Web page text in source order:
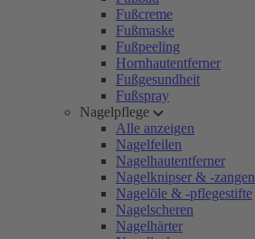
Fußcreme
Fußmaske
Fußpeeling
Hornhautentferner
Fußgesundheit
Fußspray
Nagelpflege
Alle anzeigen
Nagelfeilen
Nagelhautentferner
Nagelknipser & -zangen
Nagelöle & -pflegestifte
Nagelscheren
Nagelhärter